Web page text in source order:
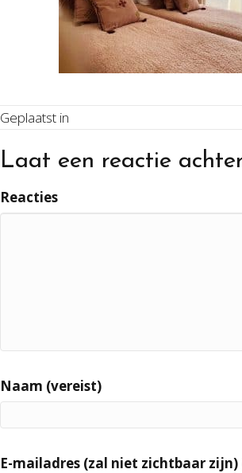
Geplaatst in
Laat een reactie
Reacties
Naam (vereist)
E-mailadres (zal niet zichtbaar